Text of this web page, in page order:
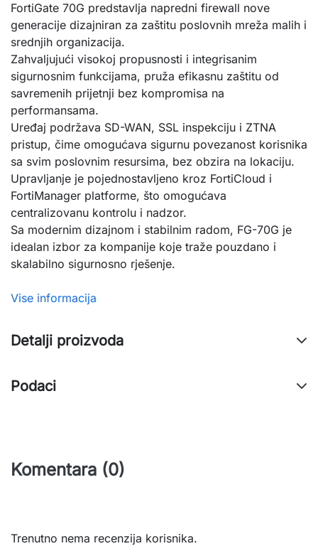
FortiGate 70G predstavlja napredni firewall nove
generacije dizajniran za zaštitu poslovnih mreža malih i
srednjih organizacija.
Zahvaljujući visokoj propusnosti i integrisanim
sigurnosnim funkcijama, pruža efikasnu zaštitu od
savremenih prijetnji bez kompromisa na
performansama.
Uređaj podržava SD-WAN, SSL inspekciju i ZTNA
pristup, čime omogućava sigurnu povezanost korisnika
sa svim poslovnim resursima, bez obzira na lokaciju.
Upravljanje je pojednostavljeno kroz FortiCloud i
FortiManager platforme, što omogućava
centralizovanu kontrolu i nadzor.
Sa modernim dizajnom i stabilnim radom, FG-70G je
idealan izbor za kompanije koje traže pouzdano i
skalabilno sigurnosno rješenje.
Vise informacija
Detalji proizvoda
Podaci
Komentara (0)
Trenutno nema recenzija korisnika.